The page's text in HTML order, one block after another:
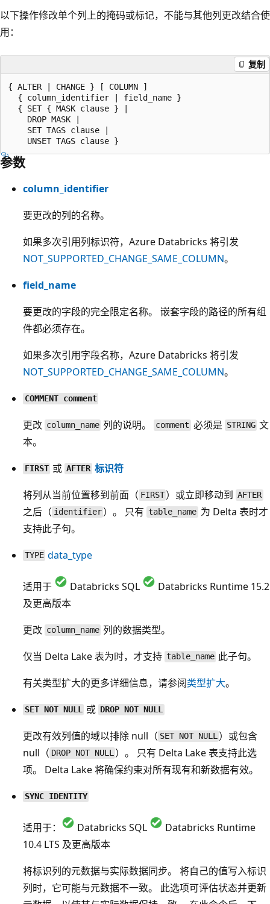
以下操作修改单个列上的掩码或标记，不能与其他列更改结合使
用：
复制
{ ALTER | CHANGE } [ COLUMN ]
  { column_identifier | field_name }
  { SET { MASK clause } |
    DROP MASK |
    SET TAGS clause |
参数
column_identifier
要更改的列的名称。
如果多次引用列标识符，Azure Databricks 将引发
NOT_SUPPORTED_CHANGE_SAME_COLUMN。
field_name
要更改的字段的完全限定名称。 嵌套字段的路径的所有组
件都必须存在。
如果多次引用字段名称，Azure Databricks 将引发
NOT_SUPPORTED_CHANGE_SAME_COLUMN。
COMMENT comment
更改 column_name 列的说明。 comment 必须是 STRING 文
本。
FIRST 或AFTER标识符
将列从当前位置移到前面（ FIRST ）或立即移动到AFTER
之后（ identifier ）。 只有 table_name 为 Delta 表时才
支持此子句。
TYPE data_type
适用于 Databricks SQL
Databricks Runtime 15.2
及更高版本
更改 column_name 列的数据类型。
仅当 Delta Lake 表为时，才支持 table_name 此子句。
有关类型扩大的更多详细信息，请参阅类型扩大。
SET NOT NULL 或 DROP NOT NULL
更改有效列值的域以排除 null（ SET NOT NULL ）或包含
null（ DROP NOT NULL ）。 只有 Delta Lake 表支持此选
项。 Delta Lake 将确保约束对所有现有和新数据有效。
SYNC IDENTITY
适用于： Databricks SQL
Databricks Runtime
10.4 LTS 及更高版本
将标识列的元数据与实际数据同步。 将自己的值写入标识
列时，它可能与元数据不一致。 此选项可评估状态并更新